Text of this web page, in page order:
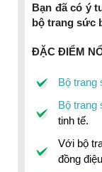
Bạn đã có ý
bộ trang sức
ĐẶC ĐIỂM
Bộ trang
Bộ trang
tinh tế.
Với bộ
đồng